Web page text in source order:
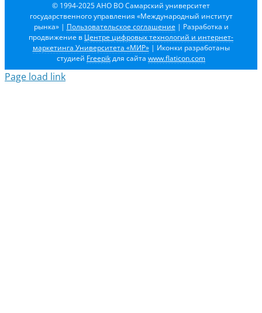
© 1994-2025 АНО ВО Самарский университет
государственного управления «Международный институт
рынка» | Пользовательское соглашение | Разработка и
продвижение в Центре цифровых технологий и интернет-
маркетинга Университета «МИР»| Иконки разработаны
студией Freepikдля сайта www.flaticon.com
Page load link